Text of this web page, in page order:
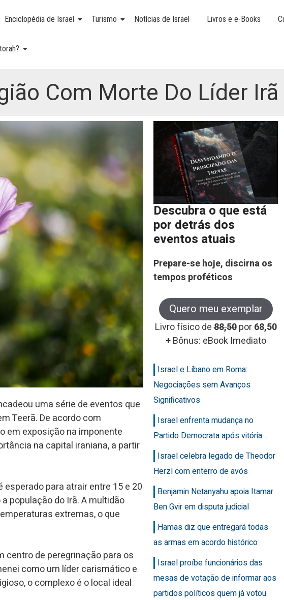
Enciclopédia de Israel Turismo Notícias de Israel Livros e e-Books
Com Morte Do Líder Irã
uma série de eventos que
Teerã. De acordo com
em exposição na imponente
na capital iraniana, a partir
para atrair entre 15 e 20
população do Irã. A multidão
extremas, o que
centro de peregrinação para os
como um líder carismático e
o complexo é o local ideal
Descubra o que está
por detrás dos
eventos atuais
Prepare-se hoje, discirna os
tempos proféticos
Quero meu exemplar
Livro físico de88,50 por68,50
+Bônus: eBook Imediato
Israel e Líbano em Roma:
Negociações sem Avanços
Significativos
Israel enfrenta mudança no
Partido Democrata após vitória…
Israel celebra legado de Theodor
Herzl com enterro de avós
Benjamin Netanyahu apoia Itamar
Ben Gvir em disputa judicial
Hamas diz que entregará todas
as armas em acordo histórico
Israel proíbe funcionários das
mesas de votação de informar aos
partidos políticos quem já votou